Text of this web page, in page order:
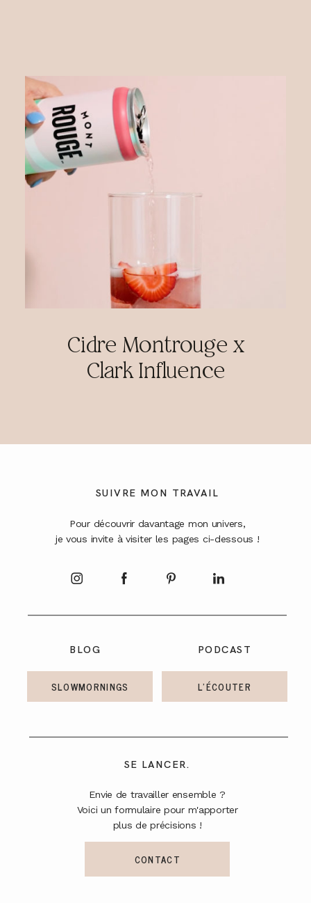
Cidre Montrouge x
Clark Influence
BLOG
SE LANCER.
SUIVRE MON TRAVAIL
SLOWMORNINGS
Envie de travailler ensemble ?
Voici un formulaire pour m'apporter
plus de précisions !
Pour découvrir davantage mon univers,
je vous invite à visiter les pages ci-dessous !
PODCAST
L'ÉCOUTER
CONTACT